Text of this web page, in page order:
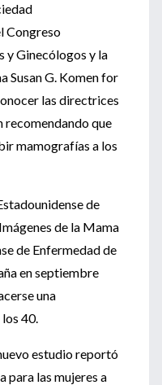
Congreso
y Ginecólogos y la
Susan G. Komen for
las directrices
recomendando que
mamografías a los
de
de la Mama
de Enfermedad de
en septiembre
una
40.
estudio reportó
para las mujeres a